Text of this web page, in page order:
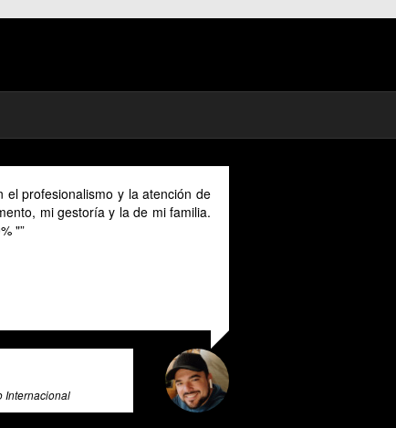
As a digital nomad in Spain I could benefit much from
their advice provided in English as Unfortunately I
Artificial Intelligence & Big Data Expert